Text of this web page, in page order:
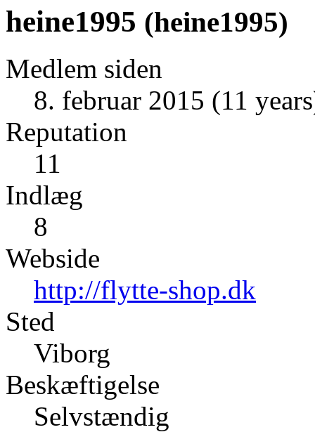
heine1995 (heine1995)
Medlem siden
8. februar 2015 (11
Reputation
11
Indlæg
8
Webside
http://flytte-shop.dk
Sted
Viborg
Beskæftigelse
Selvstændig